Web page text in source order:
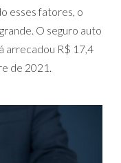
esses fatores, o
O seguro auto
arrecadou R$ 17,4
de 2021.